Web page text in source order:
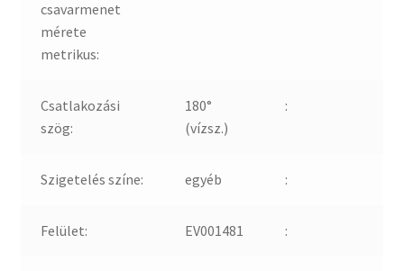
csavarmenet
mérete
metrikus:
Csatlakozási
szög:
180°
(vízsz.)
:
Szigetelés színe: egyéb :
Felület: EV001481 :